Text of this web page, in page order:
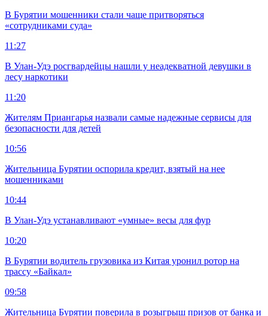
В Бурятии мошенники стали чаще притворяться
«сотрудниками суда»
11:27
В Улан-Удэ росгвардейцы нашли у неадекватной девушки в
лесу наркотики
11:20
Жителям Приангарья назвали самые надежные сервисы для
безопасности для детей
10:56
Жительница Бурятии оспорила кредит, взятый на нее
мошенниками
10:44
В Улан-Удэ устанавливают «умные» весы для фур
10:20
В Бурятии водитель грузовика из Китая уронил ротор на
трассу «Байкал»
09:58
Жительница Бурятии поверила в розыгрыш призов от банка и